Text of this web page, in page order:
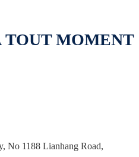
TOUT MOMENT
No 1188 Lianhang Road,